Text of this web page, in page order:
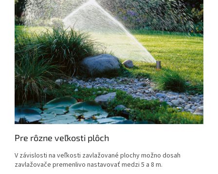
Pre rôzne veľkosti plôch
V závislosti na veľkosti zavlažované plochy možno dosah
zavlažovače premenlivo nastavovať medzi 5 a 8 m.